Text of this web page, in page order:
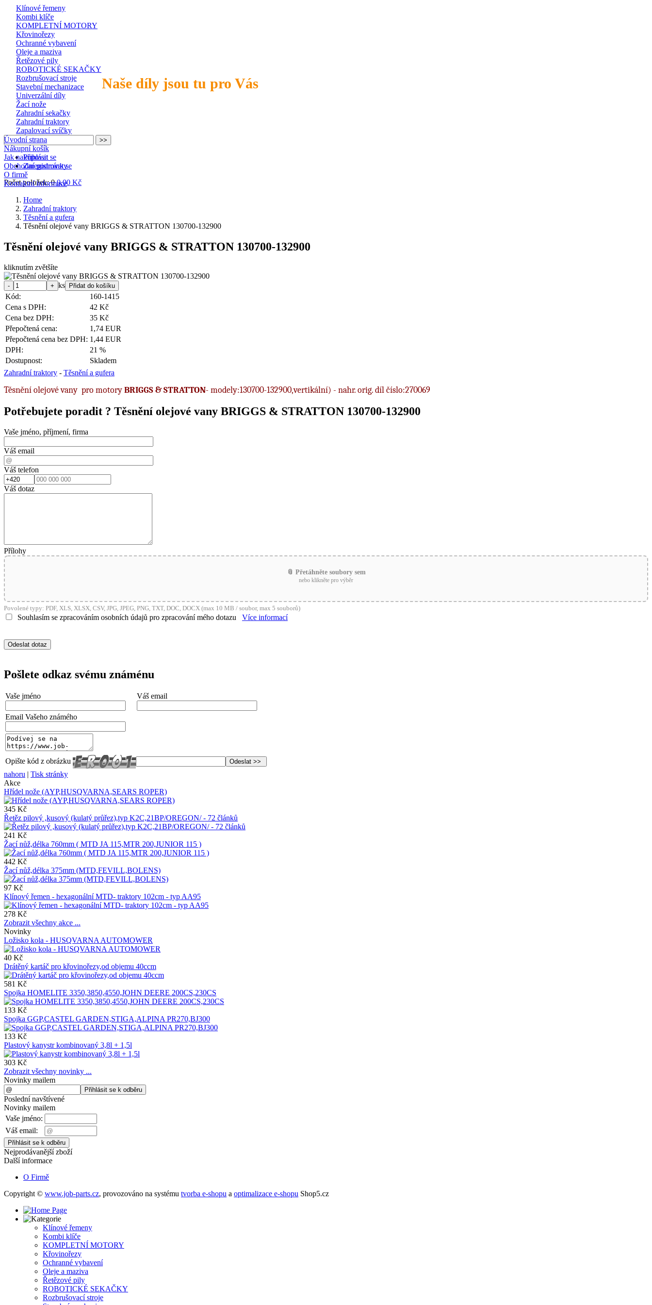
Naše díly jsou tu pro Vás
Klínové řemeny
Kombi klíče
KOMPLETNÍ MOTORY
Křovinořezy
Ochranné vybavení
Oleje a maziva
Řetězové pily
ROBOTICKÉ SEKAČKY
Rozbrušovací stroje
Stavební mechanizace
Univerzální díly
Žací nože
Zahradní sekačky
Zahradní traktory
Zapalovací svíčky
Přihlásit se
Zaregistrovat se
Počet položek: 0 0,00 Kč
Úvodní strana
Nákupní košík
Jak nakupovat
Obchodní podmínky
O firmě
Kontaktní informace
Home
Zahradní traktory
Těsnění a gufera
Těsnění olejové vany BRIGGS & STRATTON 130700-132900
Těsnění olejové vany BRIGGS & STRATTON 130700-132900
kliknutím zvětšíte
ks
Kód:
160-1415
Cena s DPH:
42 Kč
Cena bez DPH:
35 Kč
Přepočtená cena:
1,74 EUR
Přepočtená cena bez DPH: 1,44 EUR
DPH:
21 %
Dostupnost:
Skladem
Zahradní traktory - Těsnění a gufera
Těsnění olejové vany pro motoryBRIGGS & STRATTON- modely:130700-132900,vertikální) - nahr. orig. díl číslo:270069
Potřebujete poradit ? Těsnění olejové vany BRIGGS & STRATTON 130700-132900
Vaše jméno, příjmení, firma
Váš email
Váš telefon
Váš dotaz
Přílohy
📎 Přetáhněte soubory sem
nebo klikněte pro výběr
Povolené typy: PDF, XLS, XLSX, CSV, JPG, JPEG, PNG, TXT, DOC, DOCX (max 10 MB / soubor, max 5 souborů)
Souhlasím se zpracováním osobních údajů pro zpracování mého dotazu Více informací
Pošlete odkaz svému známénu
Vaše jméno Váš email
Email Vašeho známého
Opište kód z obrázku
nahoru | Tisk stránky
Akce
Hřídel nože (AYP,HUSQVARNA,SEARS ROPER)
345 Kč
Řetěz pilový ,kusový (kulatý průřez),typ K2C,21BP/OREGON/ - 72 článků
241 Kč
Žací nůž,délka 760mm ( MTD JA 115,MTR 200,JUNIOR 115 )
442 Kč
Žací nůž,délka 375mm (MTD,FEVILL,BOLENS)
97 Kč
Klínový řemen - hexagonální MTD- traktory 102cm - typ AA95
278 Kč
Zobrazit všechny akce ...
Novinky
Ložisko kola - HUSQVARNA AUTOMOWER
40 Kč
Drátěný kartáč pro křovinořezy,od objemu 40ccm
581 Kč
Spojka HOMELITE 3350,3850,4550,JOHN DEERE 200CS,230CS
133 Kč
Spojka GGP,CASTEL GARDEN,STIGA,ALPINA PR270,BJ300
133 Kč
Plastový kanystr kombinovaný 3,8l + 1,5l
303 Kč
Zobrazit všechny novinky ...
Novinky mailem
Poslední navštívené
Novinky mailem
Vaše jméno:
Váš email:
Nejprodávanější zboží
Další informace
O Firmě
Copyright © www.job-parts.cz, provozováno na systému tvorba e-shopu a optimalizace e-shopu Shop5.cz
Klínové řemeny
Kombi klíče
KOMPLETNÍ MOTORY
Křovinořezy
Ochranné vybavení
Oleje a maziva
Řetězové pily
ROBOTICKÉ SEKAČKY
Rozbrušovací stroje